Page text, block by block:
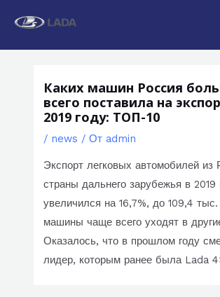
Каких машин Россия
всего поставила на
2019 году: ТОП-10
/ news / От admin
Экспорт легковых автомобилей из
страны дальнего зарубежья в 2019
увеличился на 16,7%, до 109,4
машины чаще всего уходят в
Оказалось, что в прошлом году
лидер, которым ранее была Lada